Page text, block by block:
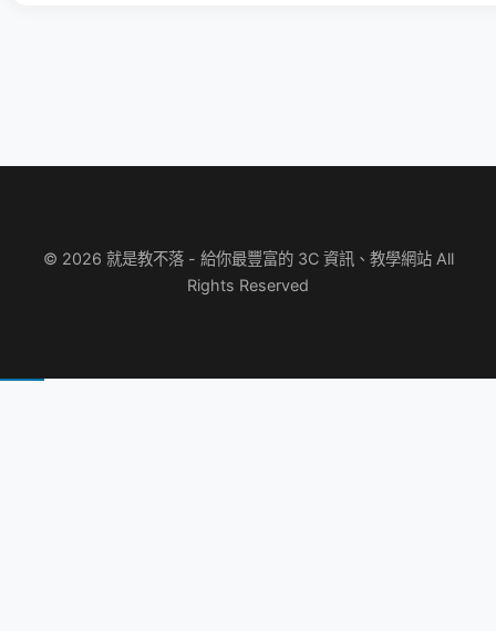
© 2026 就是教不落 - 給你最豐富的 3C 資訊、教學網站 All
Rights Reserved